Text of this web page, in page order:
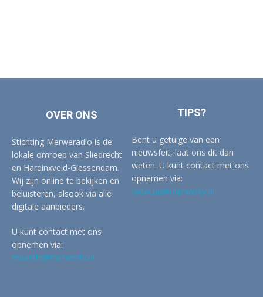
OVER ONS
Stichting Merweradio is de
lokale omroep van Sliedrecht
en Hardinxveld-Giessendam.
Wij zijn online te bekijken en
beluisteren, alsook via alle
digitale aanbieders.
U kunt contact met ons
opnemen via:
redactie@merwertv.nl
TIPS?
Bent u getuige van een
nieuwsfeit, laat ons dit dan
weten. U kunt contact met ons
opnemen via:
redactie@merwertv.nl